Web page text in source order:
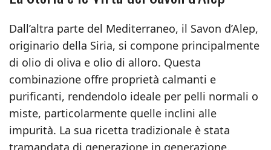
Dall’altra parte del Mediterraneo, il Savon d’Alep,
originario della Siria, si compone principalmente
di olio di oliva e olio di alloro. Questa
combinazione offre proprietà calmanti e
purificanti, rendendolo ideale per pelli normali o
miste, particolarmente quelle inclini alle
impurità. La sua ricetta tradizionale è stata
tramandata di generazione in generazione.